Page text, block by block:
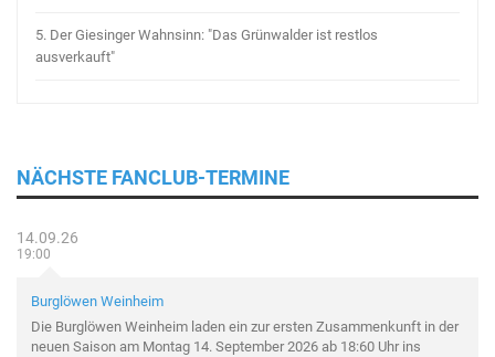
5. Der Giesinger Wahnsinn: "Das Grünwalder ist restlos
ausverkauft"
NÄCHSTE FANCLUB-TERMINE
14.09.26
19:00
Burglöwen Weinheim
Die Burglöwen Weinheim laden ein zur ersten Zusammenkunft in der
neuen Saison am Montag 14. September 2026 ab 18:60 Uhr ins